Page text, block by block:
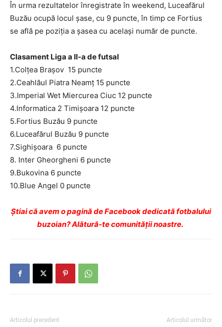
În urma rezultatelor înregistrate în weekend, Luceafărul
Buzău ocupă locul şase, cu 9 puncte, în timp ce Fortius
se află pe poziţia a şasea cu acelaşi număr de puncte.
Clasament Liga a II-a de futsal
1.Colţea Braşov 15 puncte
2.Ceahlăul Piatra Neamţ 15 puncte
3.Imperial Wet Miercurea Ciuc 12 puncte
4.Informatica 2 Timişoara 12 puncte
5.Fortius Buzău 9 puncte
6.Luceafărul Buzău 9 puncte
7.Sighişoara 6 puncte
8. Inter Gheorgheni 6 puncte
9.Bukovina 6 puncte
10.Blue Angel 0 puncte
Ştiai că avem o pagină de Facebook dedicată fotbalului
buzoian? Alătură-te comunității noastre.
Articolul precedent Articolul următor